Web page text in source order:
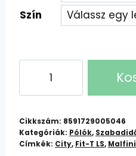
Szín
Galléros
póló
férfi
Pique
Polo
Cikkszám: 8591729005046
Kategóriák: Pólók,
Címkék: City, Fit-T LS, Malfini